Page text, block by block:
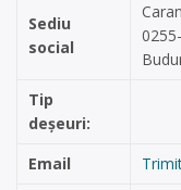
Sediu
social
Tip
deșeuri:
Email